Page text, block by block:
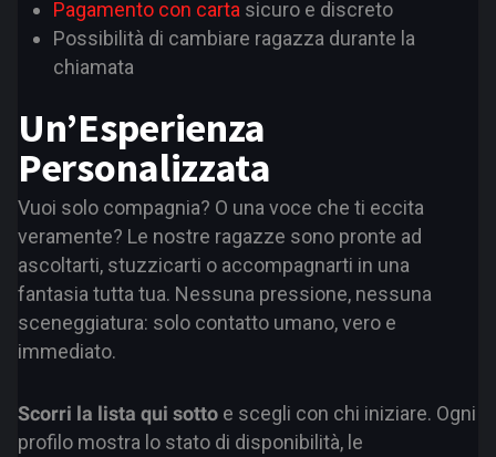
Pagamento con carta sicuro e discreto
Possibilità di cambiare ragazza durante la
chiamata
Un’Esperienza
Personalizzata
Vuoi solo compagnia? O una voce che ti eccita
veramente? Le nostre ragazze sono pronte ad
ascoltarti, stuzzicarti o accompagnarti in una
fantasia tutta tua. Nessuna pressione, nessuna
sceneggiatura: solo contatto umano, vero e
immediato.
Scorri la lista qui sotto e scegli con chi iniziare. Ogni
profilo mostra lo stato di disponibilità, le